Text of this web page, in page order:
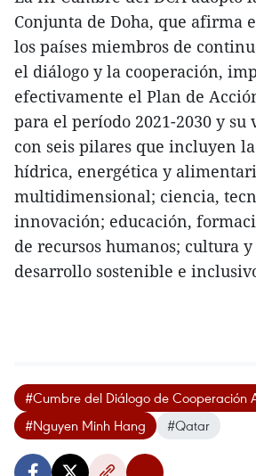
Conjunta de Doha, que afirma
los países miembros de
el diálogo y la cooperación,
efectivamente el Plan de
para el período 2021-2030 y su
con seis pilares que incluyen
hídrica, energética y
multidimensional; ciencia,
innovación; educación,
de recursos humanos; cultura
desarrollo sostenible e
#Cumbre del Diálogo de Cooperación
#Nguyen Minh Hang
#Qatar